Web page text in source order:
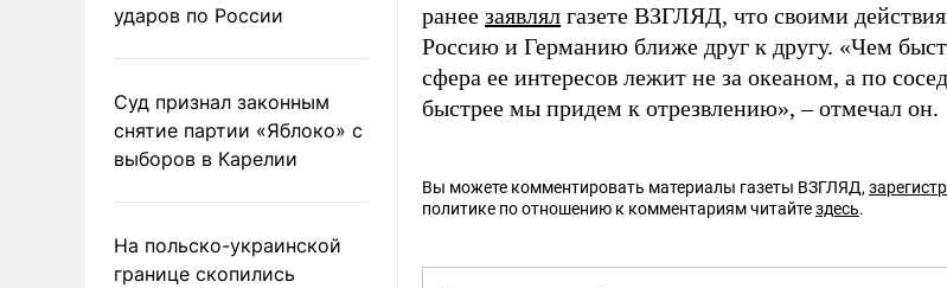
ударов по России
Суд признал законным
снятие партии «Яблоко» с
выборов в Карелии
На польско-украинской
границе скопились
ранее заявлял газете ВЗГЛЯД, что своими
Россию и Германию ближе друг к другу. «Чем
сфера ее интересов лежит не за океаном, а по
быстрее мы придем к отрезвлению», – отмечал он.
Вы можете комментировать материалы газеты ВЗГЛЯД,
политике по отношению к комментариям читайтездесь.